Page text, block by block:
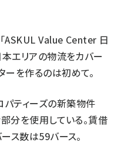
ASKUL Value Center 日
本エリアの物流をカバー
ーを作るのは初めて。
パティーズの新築物件
分を使用している。賃借
ス数は59バース。